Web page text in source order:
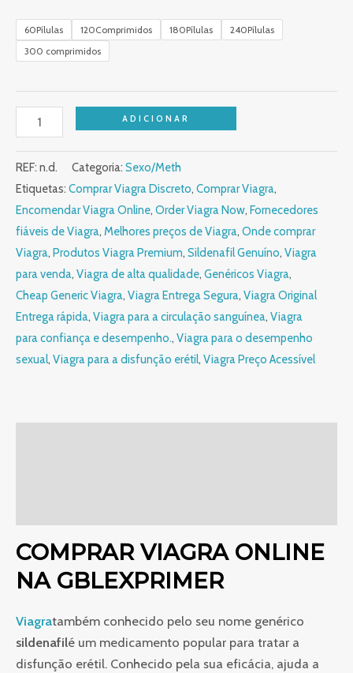
60Pílulas 120Comprimidos 180Pílulas
240Pílulas
300 comprimidos
ADICIONAR
REF: n.d. Categoria: Sexo/Meth
Etiquetas: Comprar Viagra Discreto, Comprar Viagra,
Encomendar Viagra Online, Order Viagra Now, Fornecedores
fiáveis de Viagra, Melhores preços de Viagra, Onde comprar
Viagra, Produtos Viagra Premium, Sildenafil Genuíno, Viagra
para venda, Viagra de alta qualidade, Genéricos Viagra,
Cheap Generic Viagra, Viagra Entrega Segura, Viagra Original
Entrega rápida, Viagra para a circulação sanguínea, Viagra
para confiança e desempenho., Viagra para o desempenho
sexual, Viagra para a disfunção erétil, Viagra Preço Acessível
COMPRAR VIAGRA ONLINE
NA GBLEXPRIMER
Viagratambém conhecido pelo seu nome genérico
sildenafilé um medicamento popular para tratar a
disfunção erétil. Conhecido pela sua eficácia, ajuda a